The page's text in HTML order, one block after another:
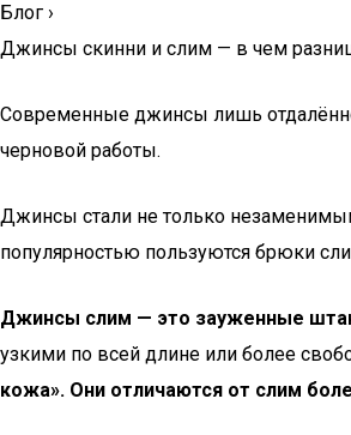
Блог ›
Джинсы скинни и слим — в чем
Современные джинсы лишь
черновой работы.
Джинсы стали не только
популярностью пользуются брюки
Джинсы слим — это зауженные
узкими по всей длине или более
кожа». Они отличаются от слим